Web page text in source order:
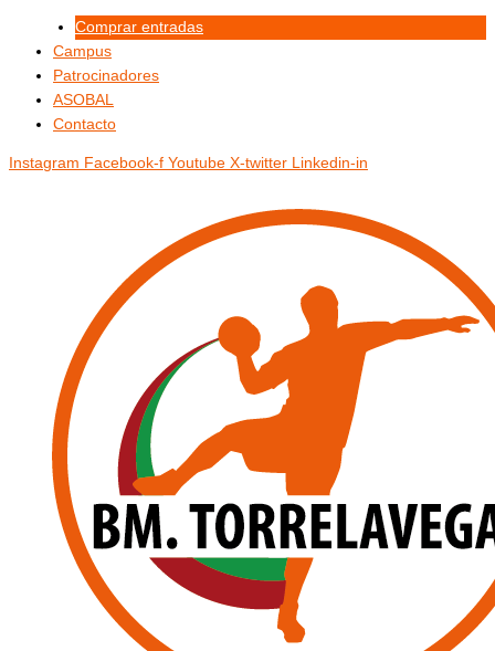
contenido
Comprar entradas
Campus
Patrocinadores
ASOBAL
Contacto
Instagram Facebook-f Youtube X-twitter Linkedin-in